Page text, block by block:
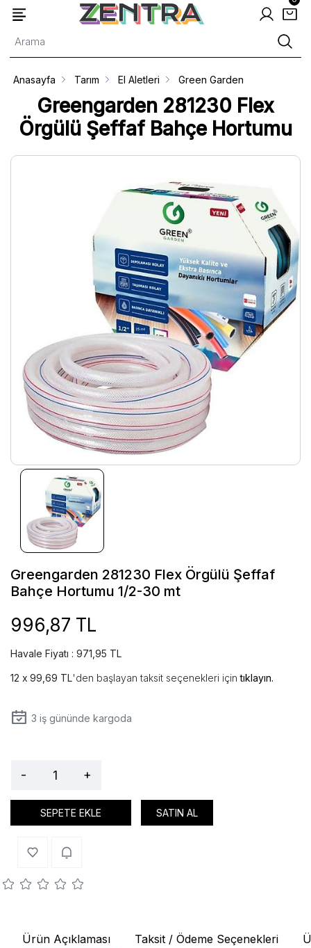
Greengarden 281230 Flex
Örgülü Şeffaf Bahçe Hortumu
Anasayfa Tarım El Aletleri Green Garden
Greengarden 281230 Flex Örgülü Şeffaf
Bahçe Hortumu 1/2-30 mt
996,87 TL
Havale Fiyatı : 971,95 TL
99,69 TL'den başlayan taksit seçenekleri içintıklayın.
3 iş gününde kargoda
- +
SEPETE EKLE SATIN AL
Ürün Açıklaması Taksit / Ödeme Seçenekleri